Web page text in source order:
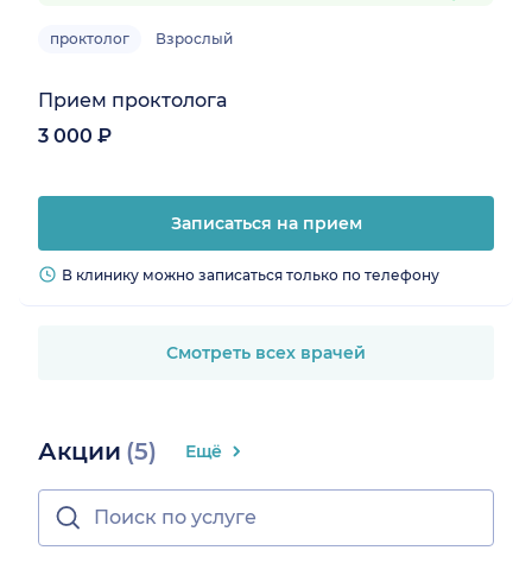
проктолог Взрослый
Прием проктолога
3 000 ₽
Записаться на прием
В клинику можно записаться только по телефону
Смотреть всех врачей
Акции (5) Ещё